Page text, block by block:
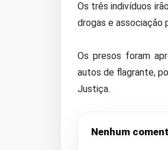
Os três indivíduos
drogas e associação
Os presos foram
autos de flagrante,
Justiça.
Nenhum